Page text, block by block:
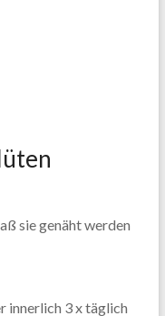
sie genäht werden
innerlich 3 x täglich